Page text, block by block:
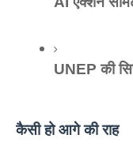
UNEP की
कैसी हो आगे की राह